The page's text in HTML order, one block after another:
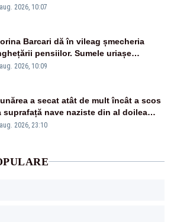
detona o stâncă și va devia apa
2026, 10:07
Barcari dă în vileag șmecheria
pensiilor. Sumele uriașe
de fiecare român
2026, 10:09
a secat atât de mult încât a scos
suprafață nave naziste din al doilea
mondial
2026, 23:10